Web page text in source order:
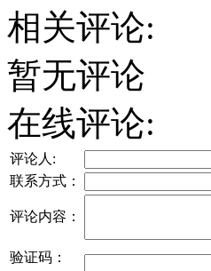
相关评论:
暂无评论
在线评论:
评论人:
联系方式：
评论内容：
验证码：